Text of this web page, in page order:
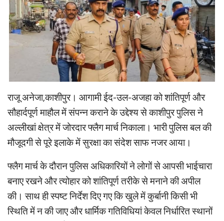
राजू अनेजा,काशीपुर। आगामी ईद-उल-अजहा को शांतिपूर्ण और
सौहार्दपूर्ण माहौल में संपन्न कराने के उद्देश्य से काशीपुर पुलिस ने
अल्लीखां क्षेत्र में जोरदार फ्लैग मार्च निकाला। भारी पुलिस बल की
मौजूदगी से पूरे इलाके में सुरक्षा का संदेश साफ नजर आया।
फ्लैग मार्च के दौरान पुलिस अधिकारियों ने लोगों से आपसी भाईचारा
बनाए रखने और त्योहार को शांतिपूर्ण तरीके से मनाने की अपील
की। साथ ही स्पष्ट निर्देश दिए गए कि खुले में कुर्बानी किसी भी
स्थिति में न की जाए और धार्मिक गतिविधियां केवल निर्धारित स्थानों